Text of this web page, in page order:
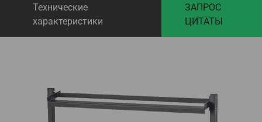
КУПИТЬ ОНЛАЙН
Технические
характеристики
ЗАПРОС
ЦИТАТЫ